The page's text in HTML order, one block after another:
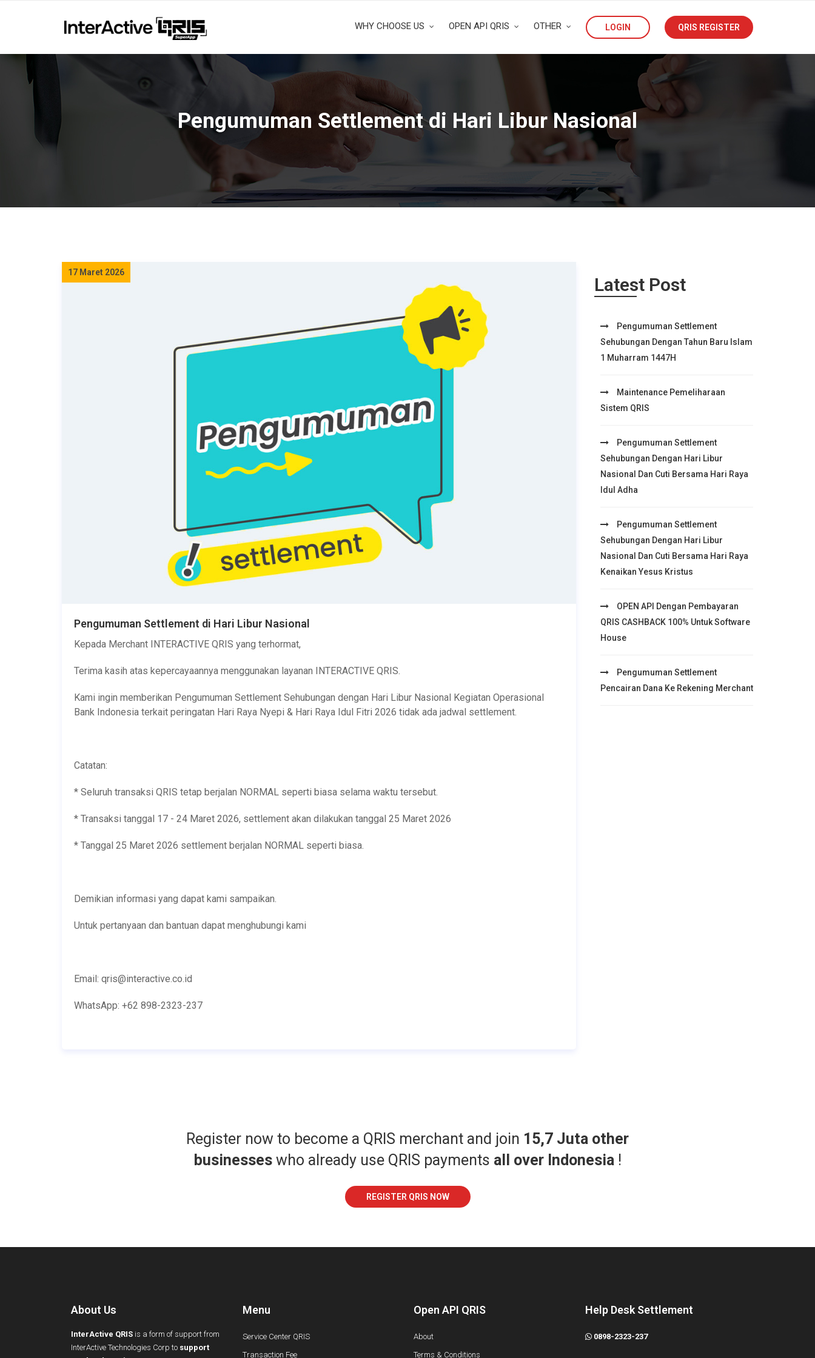
WHY CHOOSE US OPEN API QRIS OTHER LOGIN QRIS REGISTER
Pengumuman Settlement di Hari Libur Nasional
17 Maret 2026
Pengumuman Settlement di Hari Libur Nasional
Kepada Merchant INTERACTIVE QRIS yang terhormat,
Terima kasih atas kepercayaannya menggunakan layanan INTERACTIVE QRIS.
Kami ingin memberikan Pengumuman Settlement Sehubungan dengan Hari Libur Nasional Kegiatan Operasional
Bank Indonesia terkait peringatan Hari Raya Nyepi & Hari Raya Idul Fitri 2026 tidak ada jadwal settlement.
Catatan:
* Seluruh transaksi QRIS tetap berjalan NORMAL seperti biasa selama waktu tersebut.
* Transaksi tanggal 17 - 24 Maret 2026, settlement akan dilakukan tanggal 25 Maret 2026
* Tanggal 25 Maret 2026 settlement berjalan NORMAL seperti biasa.
Demikian informasi yang dapat kami sampaikan.
Untuk pertanyaan dan bantuan dapat menghubungi kami
Email: qris@interactive.co.id
WhatsApp: +62 898-2323-237
Latest Post
Pengumuman Settlement
Sehubungan Dengan Tahun Baru Islam
1 Muharram 1447H
Maintenance Pemeliharaan
Sistem QRIS
Pengumuman Settlement
Sehubungan Dengan Hari Libur
Nasional Dan Cuti Bersama Hari Raya
Idul Adha
Pengumuman Settlement
Sehubungan Dengan Hari Libur
Nasional Dan Cuti Bersama Hari Raya
Kenaikan Yesus Kristus
OPEN API Dengan Pembayaran
QRIS CASHBACK 100% Untuk Software
House
Pengumuman Settlement
Pencairan Dana Ke Rekening Merchant
Register now to become a QRIS merchant and join 15,7 Juta other
businesseswho already use QRIS payments all over Indonesia!
REGISTER QRIS NOW
About Us
InterActive QRIS is a form of support from
InterActive Technologies Corp to support
Menu
Service Center QRIS
Transaction Fee
Open API QRIS
About
Terms & Conditions
Help Desk Settlement
0898-2323-237